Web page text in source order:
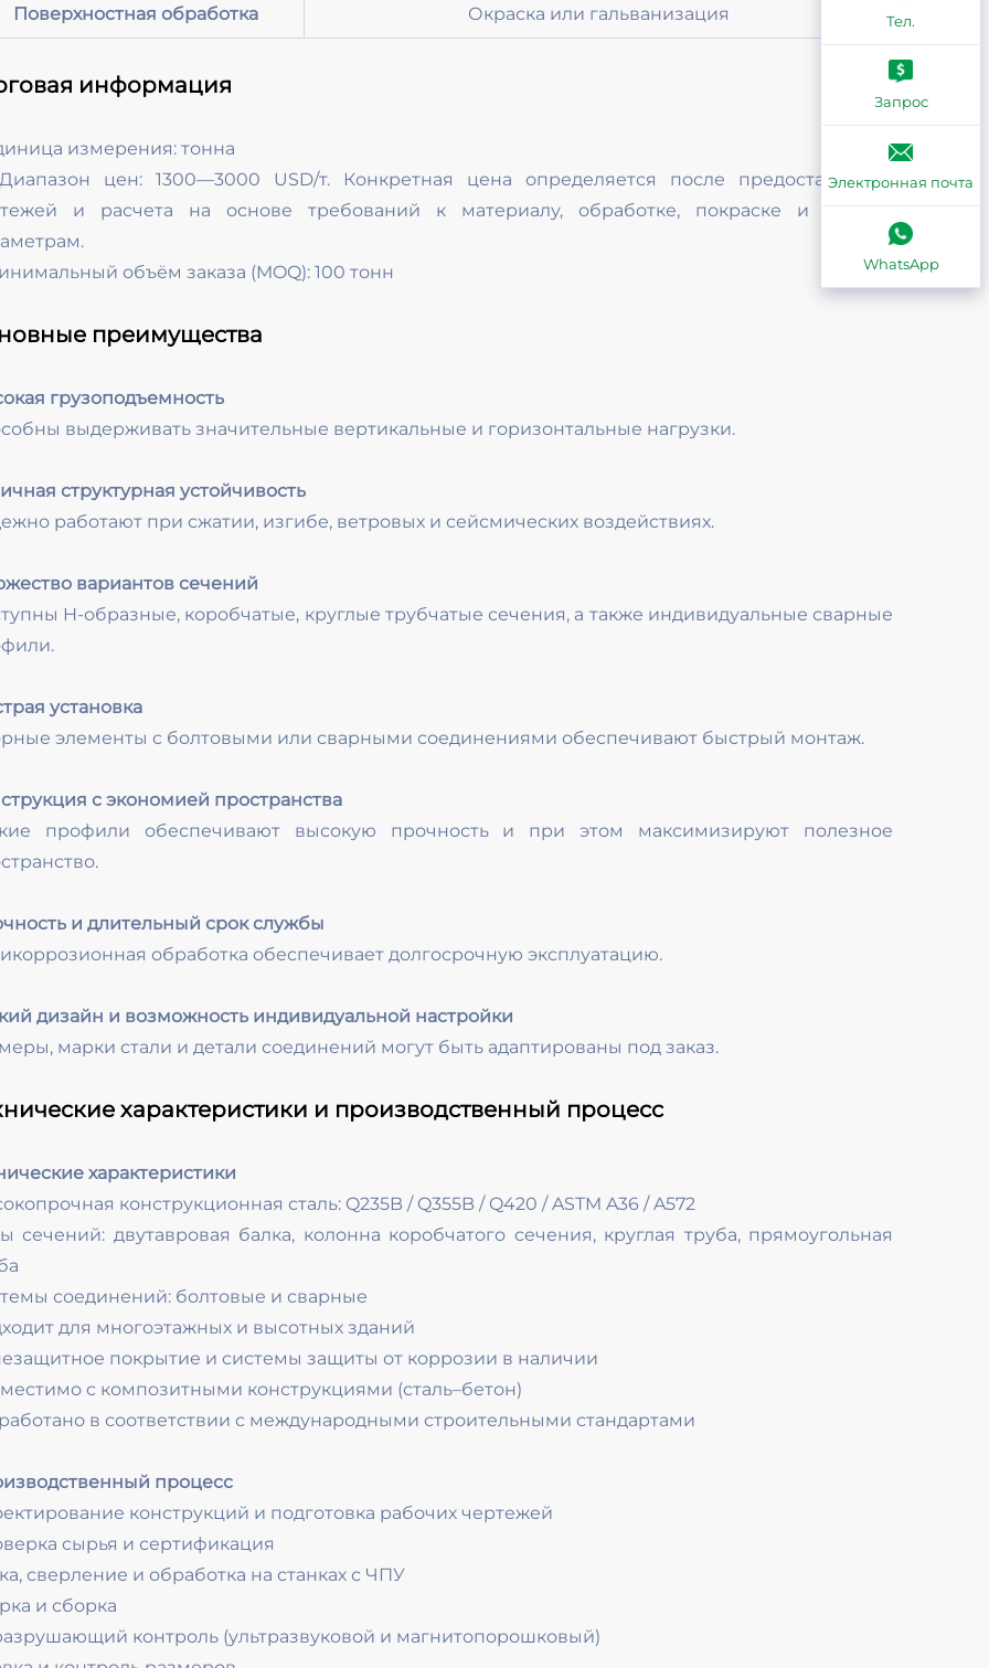
Поверхностная обработка Окраска или гальванизация
информация
измерения: тонна
цен: 1300—3000 USD/т. Конкретная цена определяется после предоставления
и расчета на основе требований к материалу, обработке, покраске и другим
объём заказа (MOQ): 100 тонн
преимущества
грузоподъемность
выдерживать значительные вертикальные и горизонтальные нагрузки.
структурная устойчивость
работают при сжатии, изгибе, ветровых и сейсмических воздействиях.
вариантов сечений
H-образные, коробчатые, круглые трубчатые сечения, а также индивидуальные сварные
установка
элементы с болтовыми или сварными соединениями обеспечивают быстрый монтаж.
с экономией пространства
профили обеспечивают высокую прочность и при этом максимизируют полезное
и длительный срок службы
обработка обеспечивает долгосрочную эксплуатацию.
дизайн и возможность индивидуальной настройки
марки стали и детали соединений могут быть адаптированы под заказ.
характеристики и производственный процесс
характеристики
конструкционная сталь: Q235B / Q355B / Q420 / ASTM A36 / A572
сечений: двутавровая балка, колонна коробчатого сечения, круглая труба, прямоугольная
соединений: болтовые и сварные
для многоэтажных и высотных зданий
покрытие и системы защиты от коррозии в наличии
с композитными конструкциями (сталь–бетон)
в соответствии с международными строительными стандартами
процесс
конструкций и подготовка рабочих чертежей
сырья и сертификация
сверление и обработка на станках с ЧПУ
и сборка
контроль (ультразвуковой и магнитопорошковый)
Тел.
Запрос
Электронная почта
WhatsApp